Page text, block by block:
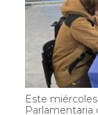
Este
Parlamentaria